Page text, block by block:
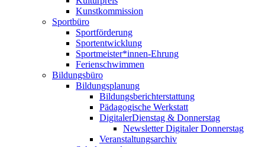
Kunstkommission
Sportbüro
Sportförderung
Sportentwicklung
Sportmeister*innen-Ehrung
Ferienschwimmen
Bildungsbüro
Bildungsplanung
Bildungsberichterstattung
Pädagogische Werkstatt
DigitalerDienstag & Donnerstag
Newsletter Digitaler Donnerstag
Veranstaltungsarchiv